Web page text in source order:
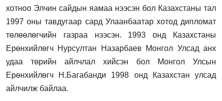
хотноо Элчин сайдын яамаа нээсэн бол Казахстаны тал
1997 оны тавдугаар сард Улаанбаатар хотод дипломат
төлөөлөгчийн газраа нээсэн. 1993 онд Казахстаны
Ерөнхийлөгч Нурсултан Назарбаев Монгол Улсад анх
удаа төрийн айлчлал хийсэн бол Монгол Улсын
Ерөнхийлөгч Н.Багабанди 1998 онд Казахстан улсад
айлчилж байлаа.